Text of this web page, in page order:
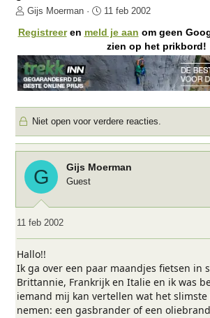
O
d
r
w
e
r
p
s
t
a
t
e
r
Gijs Moerman
S
a
t
d
a
t
u
m
11 feb 2002
Registreeren meld je aan om geen
zien op het prikbord!
Niet open voor verdere reacties.
G Gijs Moerman
Guest
11 feb 2002
Hallo!!
Ik ga over een paar maandjes fietsen in
Brittannie, Frankrijk en Italie en ik was
iemand mij kan vertellen wat het slimste
nemen: een gasbrander of een